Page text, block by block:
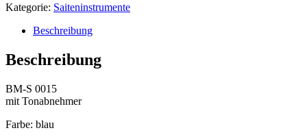
Kategorie: Saiteninstrumente
Beschreibung
Beschreibung
BM-S 0015
mit Tonabnehmer
Farbe: blau